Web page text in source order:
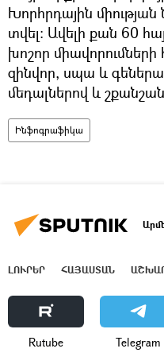
Խորհրդային
տվել։ Ավելի քան 60
խոշոր
զինվոր, սպա և
մեդալներով և
Ինֆոգրաֆիկա
ԼՈՒՐԵՐ ՀԱՅԱՍՏԱՆ
Rutube Telegram